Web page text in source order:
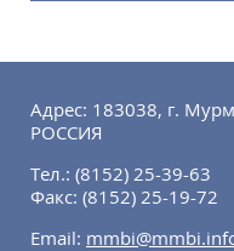
Адрес: 183038, г.
РОССИЯ
Тел.: (8152) 25-39-63
Факс: (8152) 25-19-72
Email: